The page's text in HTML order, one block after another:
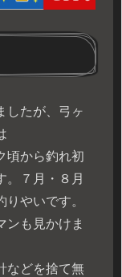
したが、弓ヶ
頃から釣れ初
。７月・８月
やいです。
ンも見かけま
などを捨て無